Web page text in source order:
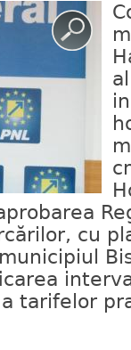
cu
tarifelor